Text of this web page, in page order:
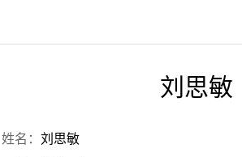
刘思敏
姓名： 刘思敏